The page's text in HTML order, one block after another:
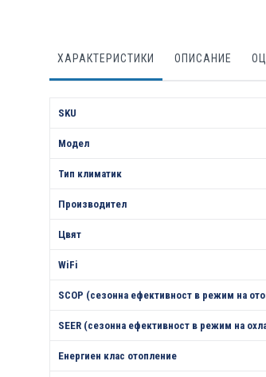
ХАРАКТЕРИСТИКИ ОПИСАНИЕ
SKU
Модел
Тип климатик
Производител
Цвят
WiFi
SCOP (сезонна ефективност в режим на
SEER (сезонна ефективност в режим на
Енергиен клас отопление